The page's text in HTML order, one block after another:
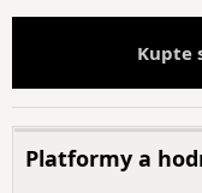
Kupte
Platformy a